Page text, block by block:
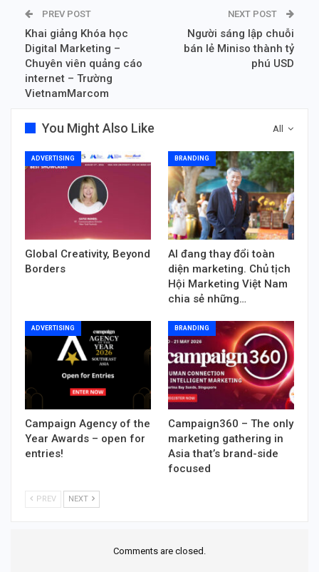
PREV POST
Khai giảng Khóa học
Digital Marketing –
Chuyên viên quảng cáo
internet – Trường
VietnamMarcom
NEXT POST
Người sáng lập chuỗi
bán lẻ Miniso thành tỷ
phú USD
All
You Might Also Like
ADVERTISING
Global Creativity, Beyond
Borders
BRANDING
AI đang thay đổi toàn
diện marketing. Chủ tịch
Hội Marketing Việt Nam
chia sẻ những…
ADVERTISING
Campaign Agency of the
Year Awards – open for
entries!
BRANDING
Campaign360 – The only
marketing gathering in
Asia that’s brand-side
focused
PREV NEXT
Comments are closed.